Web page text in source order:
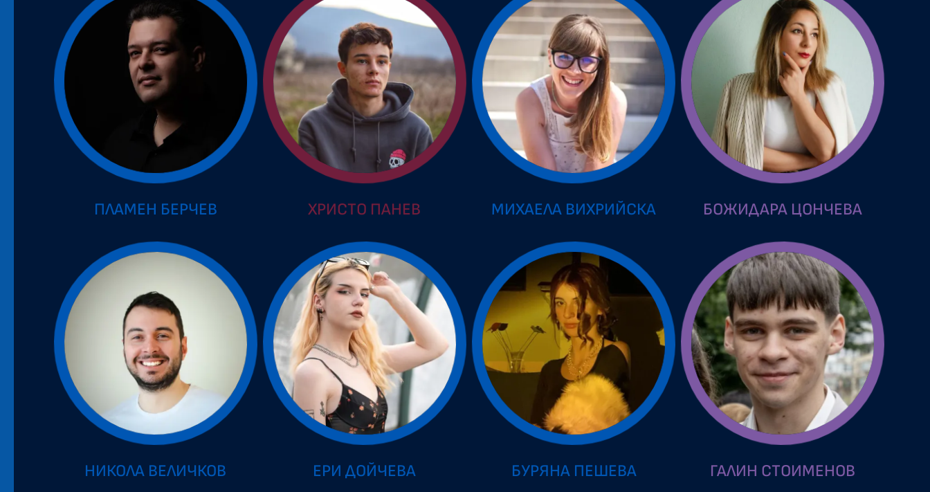
ПЛАМЕН БЕРЧЕВ ХРИСТО ПАНЕВ МИХАЕЛА ВИХРИЙСКА БОЖИДАРА ЦОНЧЕВА
НИКОЛА ВЕЛИЧКОВ ЕРИ ДОЙЧЕВА БУРЯНА ПЕШЕВА ГАЛИН СТОИМЕНОВ